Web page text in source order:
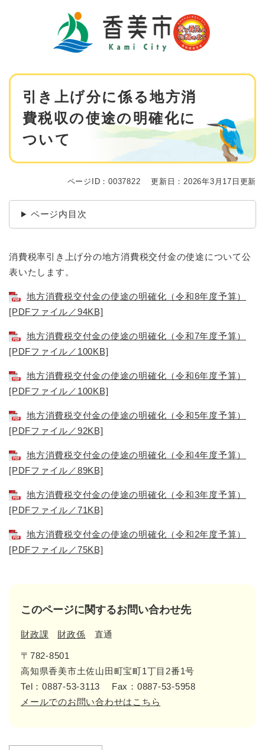
本
引き上げ分に係る地方消
費税収の使途の明確化に
ついて
ページID：0037822 更新日：2026年3月17日更新
ページ内目次
消費税率引き上げ分の地方消費税交付金の使途について公
表いたします。
地方消費税交付金の使途の明確化（令和8年度予算）
[PDFファイル／94KB]
地方消費税交付金の使途の明確化（令和7年度予算）
[PDFファイル／100KB]
地方消費税交付金の使途の明確化（令和6年度予算）
[PDFファイル／100KB]
地方消費税交付金の使途の明確化（令和5年度予算）
[PDFファイル／92KB]
地方消費税交付金の使途の明確化（令和4年度予算）
[PDFファイル／89KB]
地方消費税交付金の使途の明確化（令和3年度予算）
[PDFファイル／71KB]
地方消費税交付金の使途の明確化（令和2年度予算）
[PDFファイル／75KB]
このページに関するお問い合わせ先
財政課 財政係 直通
〒782-8501
高知県香美市土佐山田町宝町1丁目2番1号
Tel：0887-53-3113
Fax：0887-53-5958
メールでのお問い合わせはこちら